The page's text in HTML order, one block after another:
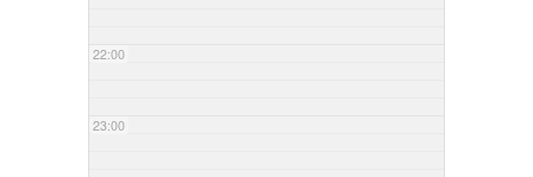
22:00
23:00